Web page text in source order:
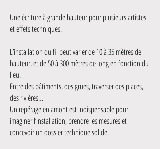
Une écriture à grande hauteur pour plusieurs artistes
et effets techniques.
L’installation du fil peut varier de 10 à 35 mètres de
hauteur, et de 50 à 300 mètres de long en fonction du
lieu.
Entre des bâtiments, des grues, traverser des places,
des rivières…
Un repérage en amont est indispensable pour
imaginer l’installation, prendre les mesures et
concevoir un dossier technique solide.